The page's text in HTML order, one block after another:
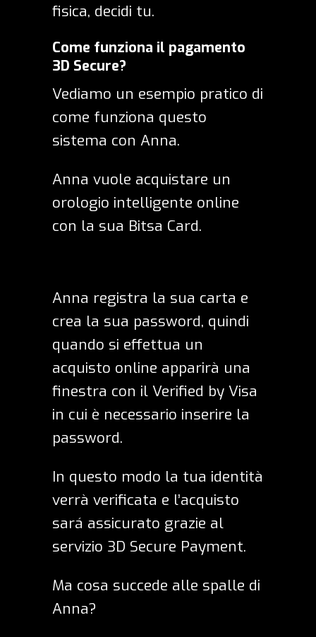
fisica, decidi tu.
Come funziona il pagamento
3D Secure?
Vediamo un esempio pratico di
come funziona questo
sistema con Anna.
Anna vuole acquistare un
orologio intelligente online
con la sua Bitsa Card.
Anna registra la sua carta e
crea la sua password, quindi
quando si effettua un
acquisto online apparirà una
finestra con il Verified by Visa
in cui è necessario inserire la
password.
In questo modo la tua identità
verrà verificata e l’acquisto
sará assicurato grazie al
servizio 3D Secure Payment.
Ma cosa succede alle spalle di
Anna?